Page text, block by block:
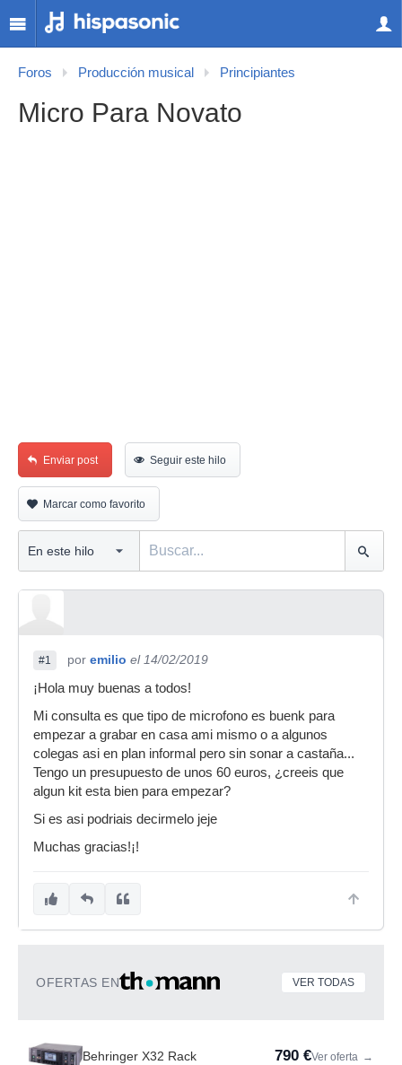
Foros Producción musical Principiantes
Micro Para Novato
Enviar post Seguir este hilo
Marcar como favorito
#1 por emilio el 14/02/2019
¡Hola muy buenas a todos!
Mi consulta es que tipo de microfono es buenk para
empezar a grabar en casa ami mismo o a algunos
colegas asi en plan informal pero sin sonar a castaña...
Tengo un presupuesto de unos 60 euros, ¿creeis que
algun kit esta bien para empezar?
Si es asi podriais decirmelo jeje
Muchas gracias!¡!
OFERTAS EN VER TODAS
Behringer X32 Rack 790 €Ver oferta →